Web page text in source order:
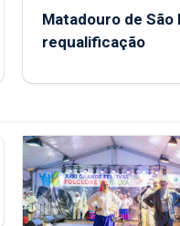
Matadouro de São
requalificação